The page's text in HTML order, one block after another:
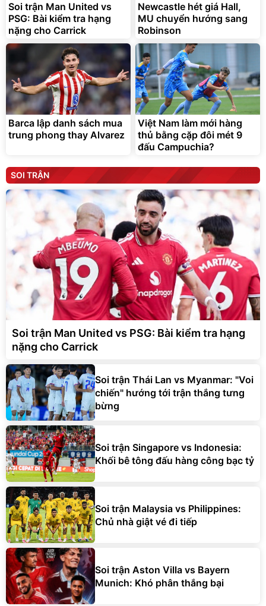
Soi trận Man United vs
PSG: Bài kiểm tra hạng
nặng cho Carrick
Newcastle hét giá Hall,
MU chuyển hướng sang
Robinson
Barca lập danh sách mua
trung phong thay Alvarez
Việt Nam làm mới hàng
thủ bằng cặp đôi mét 9
đấu Campuchia?
SOI TRẬN
Soi trận Man United vs PSG: Bài kiểm tra hạng
nặng cho Carrick
Soi trận Thái Lan vs Myanmar: "Voi
chiến" hướng tới trận thắng tưng
bừng
Soi trận Singapore vs Indonesia:
Khối bê tông đấu hàng công bạc tỷ
Soi trận Malaysia vs Philippines:
Chủ nhà giật vé đi tiếp
Soi trận Aston Villa vs Bayern
Munich: Khó phân thắng bại